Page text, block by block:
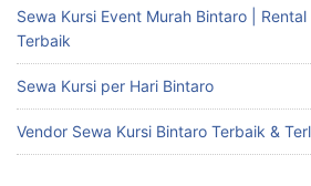
Sewa Kursi Event Murah Bintaro |
Terbaik
Sewa Kursi per Hari Bintaro
Vendor Sewa Kursi Bintaro Terbaik &